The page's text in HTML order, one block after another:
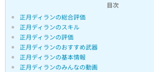
目次
正月ディランの総合評価
正月ディランのスキル
正月ディランの評価
正月ディランのおすすめ武器
正月ディランの基本情報
正月ディランのみんなの動画